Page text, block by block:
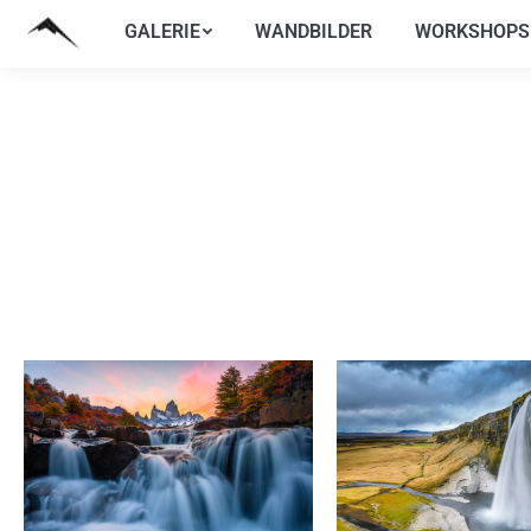
GALERIE WANDBILDER WORKSHOPS
GALERIE WANDBILDER WORKSHOPS